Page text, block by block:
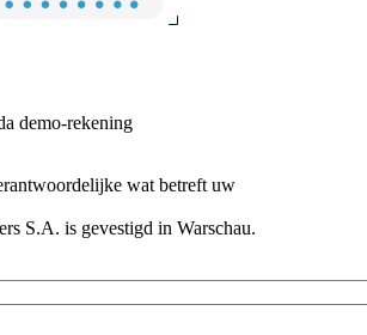
demo-rekening
wat betreft uw
S.A. is gevestigd in Warschau.